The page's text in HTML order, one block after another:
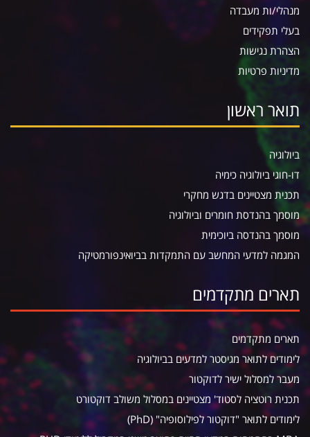
מנהלי/ות מעבדה
בעלי תפקידים
הצהרת נגישות
מדיניות פרטיות
תואר ראשון
ביולוגיה
דו-חוגי ביולוגיה כימיה
תכנית מצטיינים בדגש מחקרי
מוסמך בהנדסת חומרים וביולוגיה
מוסמך בהנדסה ביוכימית
המגמה למדעי המחשב עם התמקדות בביואינפורמטיקה
תארים מתקדמים
תארים מתקדמים
לימודים לתואר מגיסטר למדעים בביולוגיה
מעבר למסלול ישיר לדוקטור
תכנית רוטציה לסטוד' מצטיינים במסלול משולב דוקטורט
לימודים לתואר "דוקטור לפילוסופיה" (PhD)